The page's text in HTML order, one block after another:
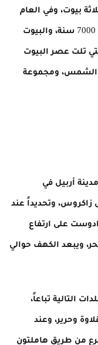
بيوت، وفي العام
الذي يسبقه تم اكتشاف بيتين يعودان إلى 7000 سنة، والبيوت
تلت عصر البيوت
الشمس، ومجموعة
من مركز مدينة أربيل في
وتحديداً عند
على ارتفاع
ويبعد الكهف حوالي
التالية تباعاً،
وحرير، وعند
من طريق هاملتون